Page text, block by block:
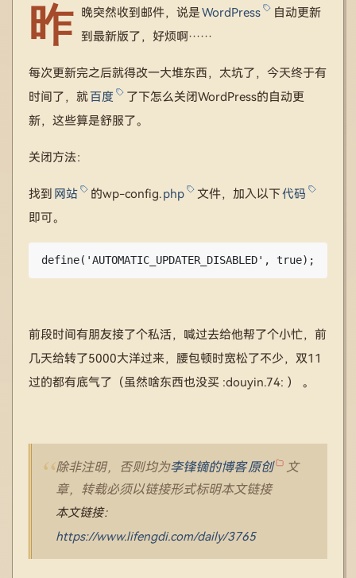
昨 晚突然收到邮件，说是WordPress
自动更新
到最新版了，好烦啊……
每次更新完之后就得改一大堆东西，太坑了，今天终于有
时间了，就百度
了下怎么关闭WordPress的自动更
新，这些算是舒服了。
关闭方法：
找到 网站 的wp-config.php 文件，加入以下代码
即可。
define('AUTOMATIC_UPDATER_DISABLED', true);
前段时间有朋友接了个私活，喊过去给他帮了个小忙，前
几天给转了5000大洋过来，腰包顿时宽松了不少，双11
过的都有底气了（虽然啥东西也没买 :douyin.74: ） 。
除非注明，否则均为李锋镝的博客原创
文
章，转载必须以链接形式标明本文链接
本文链接：
https://www.lifengdi.com/daily/3765